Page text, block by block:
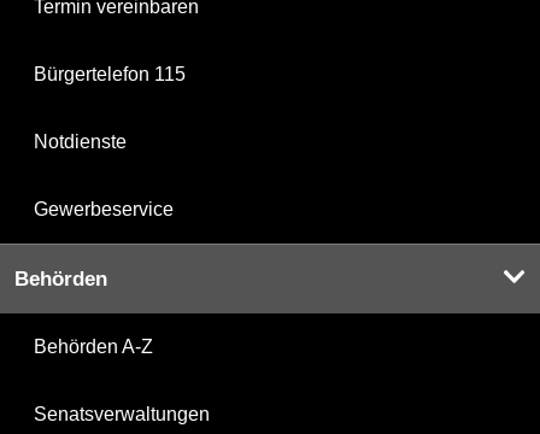
Termin vereinbaren
Bürgertelefon 115
Notdienste
Gewerbeservice
Behörden
Behörden A-Z
Senatsverwaltungen